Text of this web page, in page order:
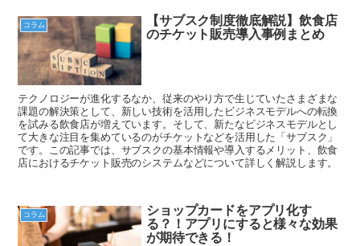
コラム
【サブスク制度徹底解説】飲食店
のチケット販売導入事例まとめ
テクノロジーが進化するなか、従来のやり方で生じていたさまざまな
課題の解決策として、新しい技術を活用したビジネスモデルへの転換
を試みる飲食店が増えています。そして、新たなビジネスモデルとし
て大きな注目を集めているのがチケットなどを活用した「サブスク」
です。この記事では、サブスクの基本情報や導入するメリット、飲食
店におけるチケット販売のシステムなどについて詳しく解説します。
コラム
ショップカードをアプリ化す
る？！アプリにすると様々な効果
が期待できる！